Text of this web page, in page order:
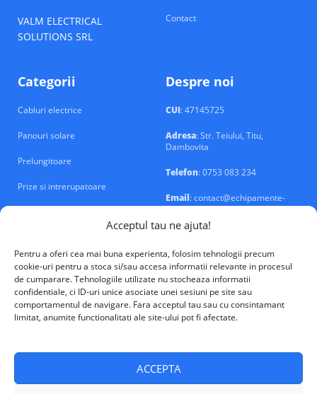
Acceptul tau ne ajuta!
Pentru a oferi cea mai buna experienta, folosim tehnologii precum
cookie-uri pentru a stoca si/sau accesa informatii relevante in procesul
de cumparare. Tehnologiile utilizate nu stocheaza informatii
confidentiale, ci ID-uri unice asociate unei sesiuni pe site sau
comportamentul de navigare. Fara acceptul tau sau cu consintamant
limitat, anumite functionalitati ale site-ului pot fi afectate.
ACCEPTA
VALM ELECTRICAL
SOLUTIONS SRL
Contact
Categorii
Cabluri electrice
Panouri solare
Prelungitoare
Prize si intrerupatoare
Despre noi
CUI: 47145725
Adresa: Str. Teiului, Titu,
Dambovita
Telefon: 0753 083 234
Email: contact@echipamente-
electrice.ro
VALM Electrical Solutions © 2026